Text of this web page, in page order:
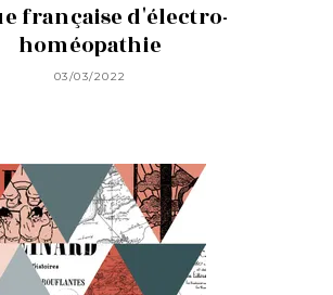
française d'électro-
homéopathie
03/03/2022